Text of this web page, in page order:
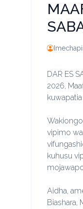
DAR ES
2026,
vipimo
kuhusu
Aidha,
Biashara,